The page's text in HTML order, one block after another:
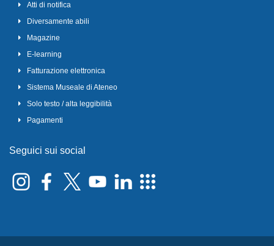
Atti di notifica
Diversamente abili
Magazine
E-learning
Fatturazione elettronica
Sistema Museale di Ateneo
Solo testo / alta leggibilità
Pagamenti
Seguici sui social